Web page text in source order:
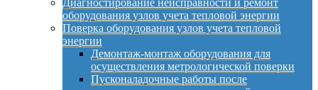
Диагностирование неисправности и ремонт
оборудования узлов учета тепловой энергии
Поверка оборудования узлов учета тепловой
энергии
Демонтаж-монтаж оборудования для
осуществления метрологической поверки
Пусконаладочные работы после